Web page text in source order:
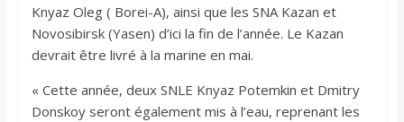
Knyaz Oleg ( Borei-A), ainsi que les SNA Kazan et
Novosibirsk (Yasen) d’ici la fin de l’année. Le Kazan
devrait être livré à la marine en mai.
« Cette année, deux SNLE Knyaz Potemkin et Dmitry
Donskoy seront également mis à l’eau, reprenant les